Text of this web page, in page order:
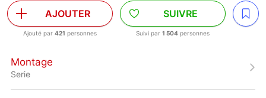
AJOUTER
Ajouté par 421 personnes
SUIVRE
Suivi par 1 504 personnes
Montage
Serie